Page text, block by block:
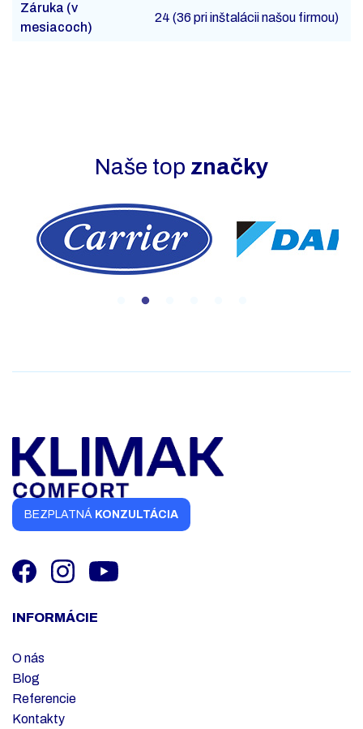
Záruka (v
mesiacoch)
24 (36 pri inštalácii našou firmou)
Naše top značky
BEZPLATNÁ KONZULTÁCIA
INFORMÁCIE
O nás
Blog
Referencie
Kontakty